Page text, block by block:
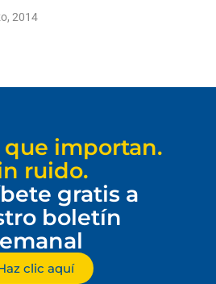
2014
que importan.
ruido.
gratis a
boletín
clic aquí